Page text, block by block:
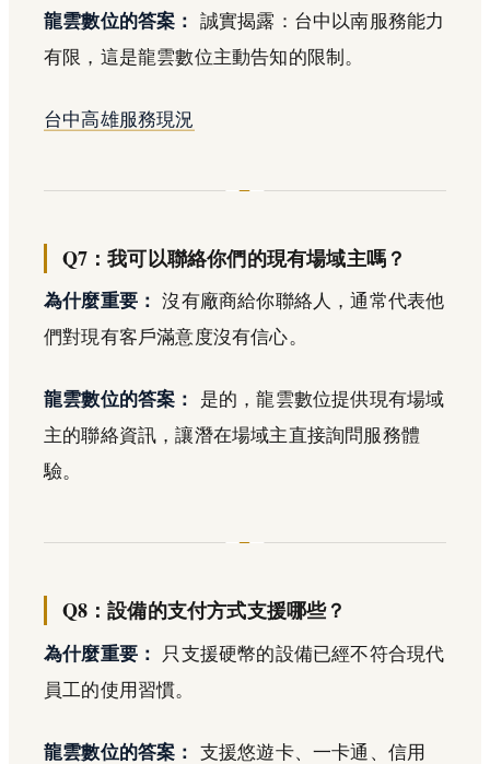
龍雲數位的答案：
誠實揭露：台中以南服務能力
有限，這是龍雲數位主動告知的限制。
台中高雄服務現況
Q7：我可以聯絡你們的現有場域主嗎？
為什麼重要： 沒有廠商給你聯絡人，通常代表他
們對現有客戶滿意度沒有信心。
龍雲數位的答案：
是的，龍雲數位提供現有場域
主的聯絡資訊，讓潛在場域主直接詢問服務體
驗。
Q8：設備的支付方式支援哪些？
為什麼重要：
只支援硬幣的設備已經不符合現代
員工的使用習慣。
龍雲數位的答案：
支援悠遊卡、一卡通、信用